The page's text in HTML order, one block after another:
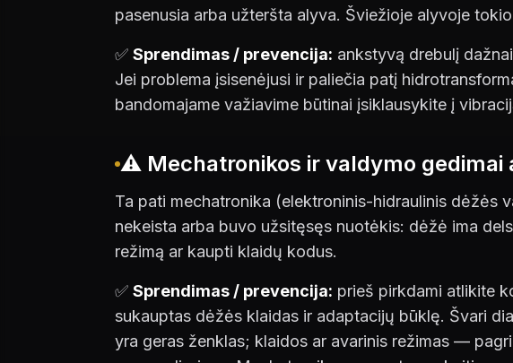
pasenusia arba užteršta alyva. Šviežioje alyvoje
✅ Sprendimas / prevencija: ankstyvą drebulį
Jei problema įsisenėjusi ir paliečia patį
bandomajame važiavime būtinai įsiklausykite į
⚠️ Mechatronikos ir valdymo gedimai
Ta pati mechatronika (elektroninis-hidraulinis dėžės
nekeista arba buvo užsitęsęs nuotėkis: dėžė ima
režimą ar kaupti klaidų kodus.
✅ Sprendimas / prevencija: prieš pirkdami atlikite
sukauptas dėžės klaidas ir adaptacijų būklę. Švari
yra geras ženklas; klaidos ar avarinis režimas —